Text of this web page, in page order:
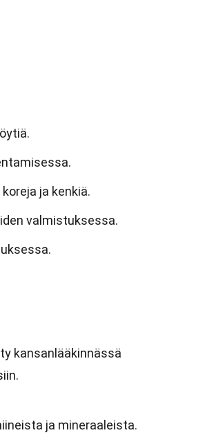
ja kenkiä.
valmistuksessa.
kansanlääkinnässä
ja mineraaleista.